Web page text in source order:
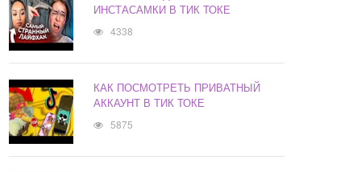
ИНСТАСАМКИ В ТИК ТОКЕ
4338
КАК ПОСМОТРЕТЬ ПРИВАТНЫЙ
АККАУНТ В ТИК ТОКЕ
5875